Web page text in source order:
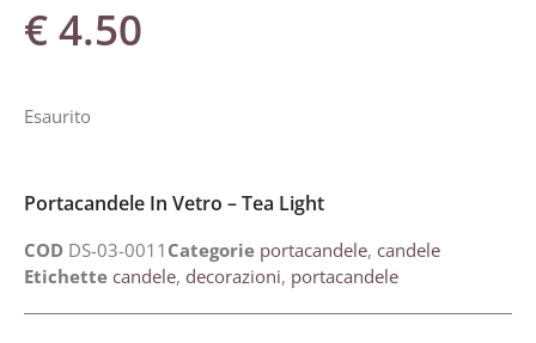
€4.50
Esaurito
Portacandele In Vetro – Tea Light
COD DS-03-0011 Categorie portacandele, candele
Etichette candele, decorazioni, portacandele